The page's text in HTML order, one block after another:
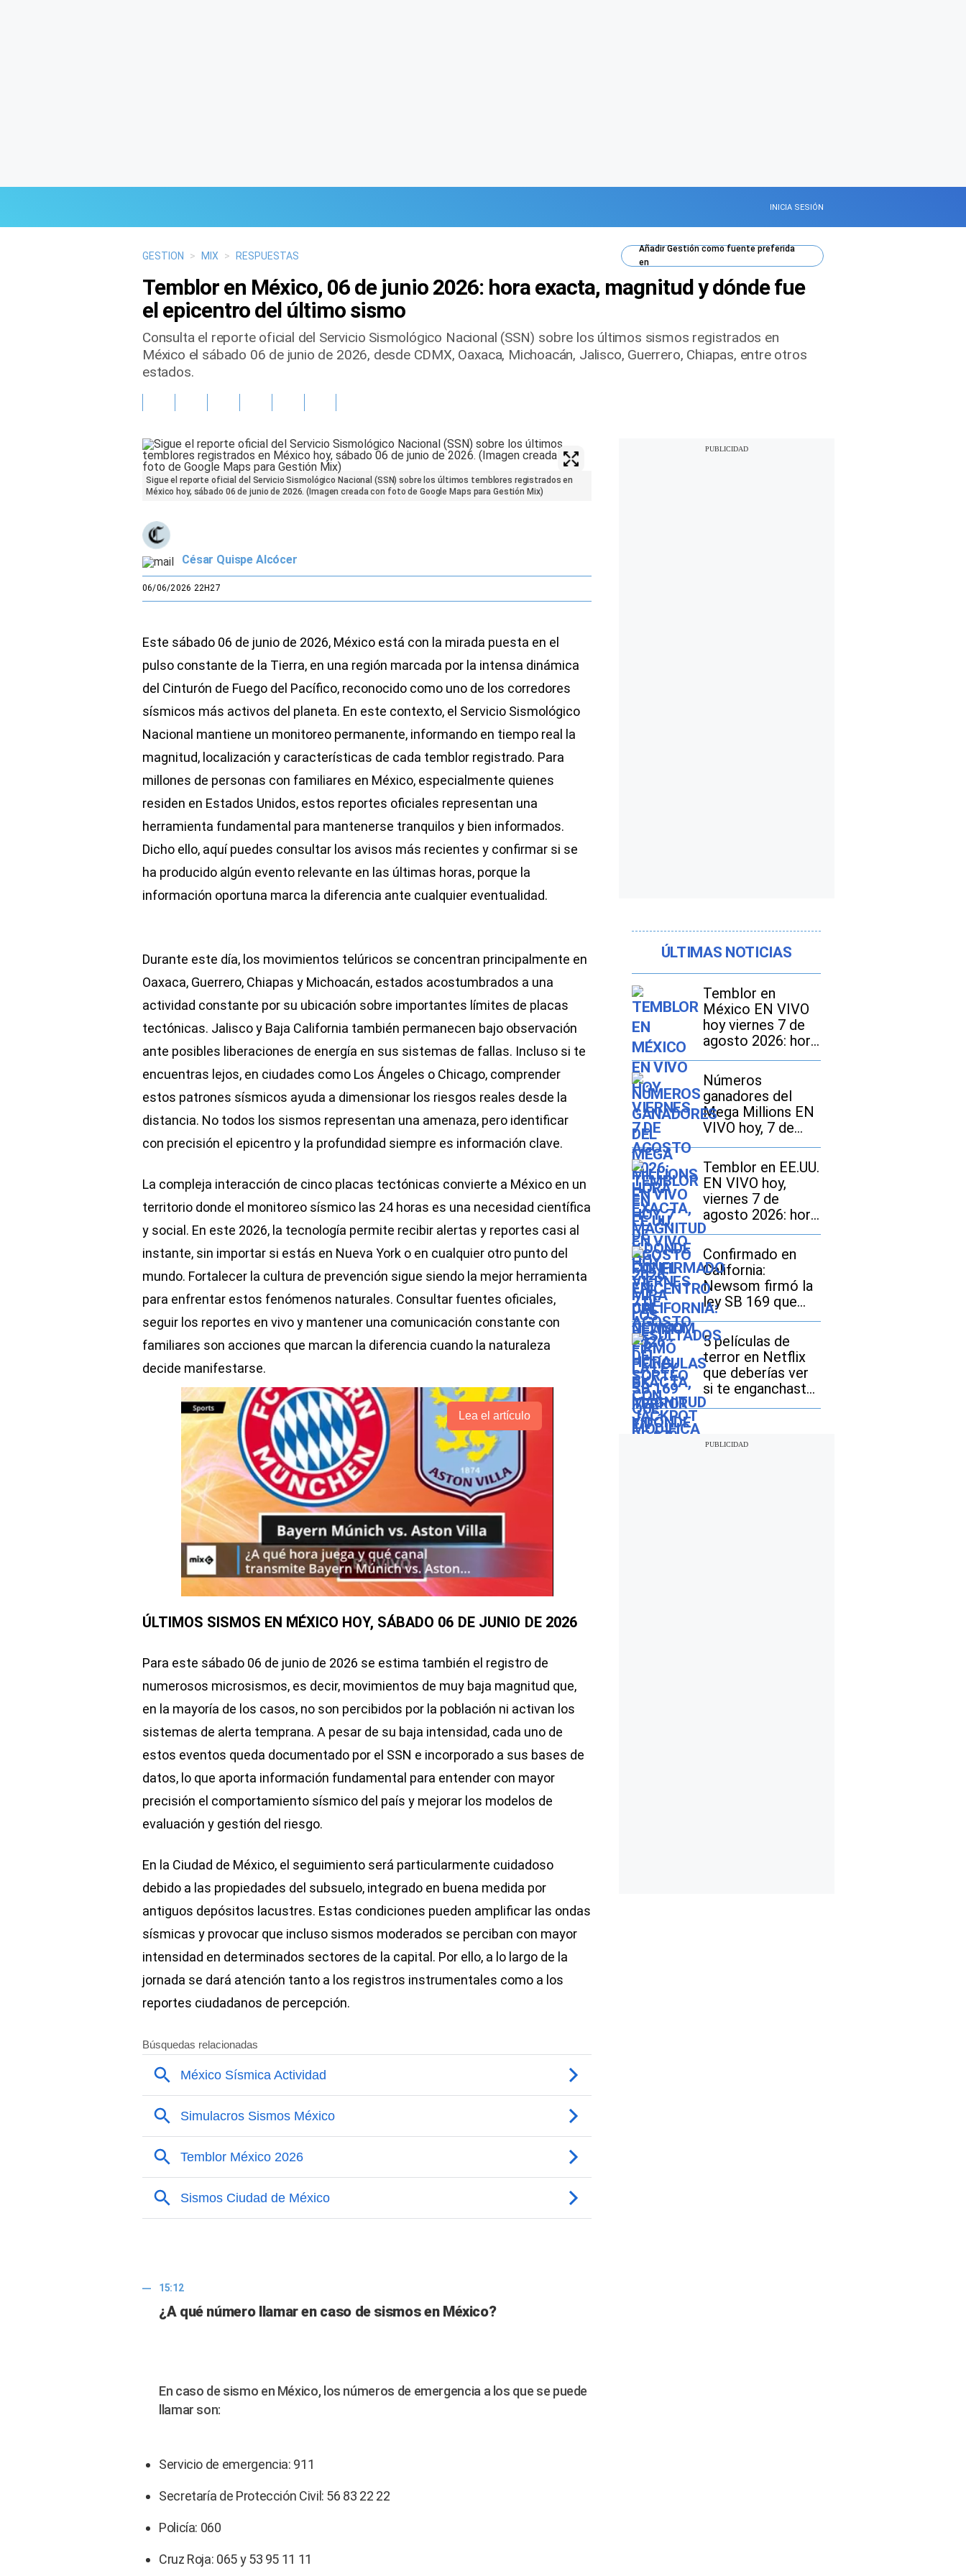
INICIA SESIÓN
GESTION > MIX > RESPUESTAS
AñadirGestióncomo fuente preferida
en
Temblor en México, 06 de junio 2026: hora exacta, magnitud y dónde fue
el epicentro del último sismo
Consulta el reporte oficial del Servicio Sismológico Nacional (SSN) sobre los últimos sismos registrados en
México el sábado 06 de junio de 2026, desde CDMX, Oaxaca, Michoacán, Jalisco, Guerrero, Chiapas, entre otros
estados.
Sigue el reporte oficial del Servicio Sismológico Nacional (SSN) sobre los últimos temblores registrados en
México hoy, sábado 06 de junio de 2026. (Imagen creada con foto de Google Maps para Gestión Mix)
César Quispe Alcócer
06/06/2026 22H27
Este sábado 06 de junio de 2026, México está con la mirada puesta en el
pulso constante de la Tierra, en una región marcada por la intensa dinámica
del Cinturón de Fuego del Pacífico, reconocido como uno de los corredores
sísmicos más activos del planeta. En este contexto, el Servicio Sismológico
Nacional mantiene un monitoreo permanente, informando en tiempo real la
magnitud, localización y características de cada temblor registrado. Para
millones de personas con familiares en México, especialmente quienes
residen en Estados Unidos, estos reportes oficiales representan una
herramienta fundamental para mantenerse tranquilos y bien informados.
Dicho ello, aquí puedes consultar los avisos más recientes y confirmar si se
ha producido algún evento relevante en las últimas horas, porque la
información oportuna marca la diferencia ante cualquier eventualidad.
Durante este día, los movimientos telúricos se concentran principalmente en
Oaxaca, Guerrero, Chiapas y Michoacán, estados acostumbrados a una
actividad constante por su ubicación sobre importantes límites de placas
tectónicas. Jalisco y Baja California también permanecen bajo observación
ante posibles liberaciones de energía en sus sistemas de fallas. Incluso si te
encuentras lejos, en ciudades como Los Ángeles o Chicago, comprender
estos patrones sísmicos ayuda a dimensionar los riesgos reales desde la
distancia. No todos los sismos representan una amenaza, pero identificar
con precisión el epicentro y la profundidad siempre es información clave.
La compleja interacción de cinco placas tectónicas convierte a México en un
territorio donde el monitoreo sísmico las 24 horas es una necesidad científica
y social. En este 2026, la tecnología permite recibir alertas y reportes casi al
instante, sin importar si estás en Nueva York o en cualquier otro punto del
mundo. Fortalecer la cultura de prevención sigue siendo la mejor herramienta
para enfrentar estos fenómenos naturales. Consultar fuentes oficiales,
seguir los reportes en vivo y mantener una comunicación constante con
familiares son acciones que marcan la diferencia cuando la naturaleza
decide manifestarse.
Lea el artículo
ÚLTIMOS SISMOS EN MÉXICO HOY, SÁBADO 06 DE JUNIO DE 2026
Para este sábado 06 de junio de 2026 se estima también el registro de
numerosos microsismos, es decir, movimientos de muy baja magnitud que,
en la mayoría de los casos, no son percibidos por la población ni activan los
sistemas de alerta temprana. A pesar de su baja intensidad, cada uno de
estos eventos queda documentado por el SSN e incorporado a sus bases de
datos, lo que aporta información fundamental para entender con mayor
precisión el comportamiento sísmico del país y mejorar los modelos de
evaluación y gestión del riesgo.
En la Ciudad de México, el seguimiento será particularmente cuidadoso
debido a las propiedades del subsuelo, integrado en buena medida por
antiguos depósitos lacustres. Estas condiciones pueden amplificar las ondas
sísmicas y provocar que incluso sismos moderados se perciban con mayor
intensidad en determinados sectores de la capital. Por ello, a lo largo de la
jornada se dará atención tanto a los registros instrumentales como a los
reportes ciudadanos de percepción.
15:12
¿A qué número llamar en caso de sismos en México?
En caso de sismo en México, los números de emergencia a los que se puede
llamar son:
Servicio de emergencia: 911
Secretaría de Protección Civil: 56 83 22 22
Policía: 060
Cruz Roja: 065 y 53 95 11 11
ÚLTIMAS NOTICIAS
Temblor en
México EN VIVO
hoy viernes 7 de
agosto 2026: hora
exacta, magnitud y
dónde fue el
epicentro del
último
Números
ganadores del
Mega Millions EN
VIVO hoy, 7 de
agosto 2026: mira
los resultados del
sorteo con
jackpot de $70
millones en EE.UU.
Temblor en EE.UU.
EN VIVO hoy,
viernes 7 de
agosto 2026: hora
exacta, magnitud y
dónde fue el
epicentro del
último sismo
Confirmado en
California:
Newsom firmó la
ley SB 169 que
modifica el
acceso a las
licencias de
conducir
5 películas de
terror en Netflix
que deberías ver
si te enganchaste
con “The Last